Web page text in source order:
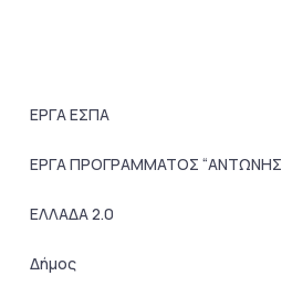
ΕΡΓΑ ΕΣΠΑ
ΕΡΓΑ ΠΡΟΓΡΑΜΜΑΤΟΣ “ΑΝΤΩΝΗΣ
ΕΛΛΑΔΑ 2.0
Δήμος